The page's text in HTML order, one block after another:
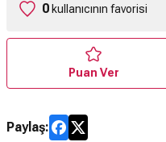
0kullanıcının favorisi
Puan Ver
Paylaş: